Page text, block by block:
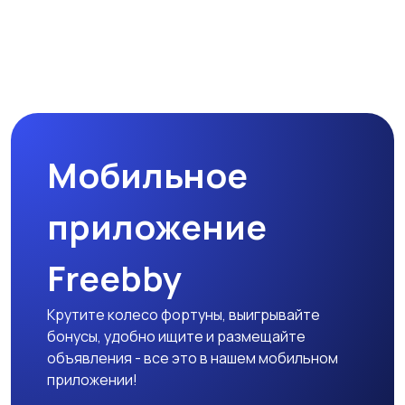
Мобильное
приложение
Freebby
Крутите колесо фортуны, выигрывайте
бонусы, удобно ищите и размещайте
объявления - все это в нашем мобильном
приложении!